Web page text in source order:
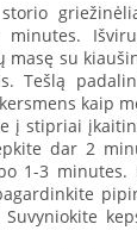
su
Tešlą
kaip
į stipriai
dar 2
1-3 minutes.